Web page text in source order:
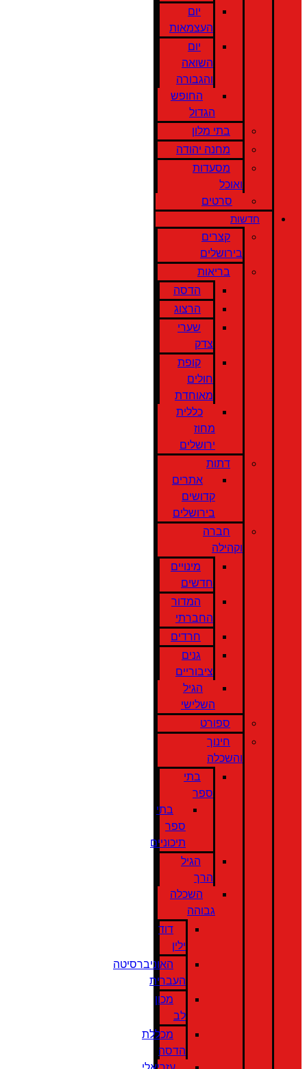
יום
העצמאות
יום
השואה
והגבורה
החופש
הגדול
בתי מלון
מחנה יהודה
מסעדות
ואוכל
סרטים
חדשות
קצרים
בירושלים
בריאות
הדסה
הרצוג
שערי
צדק
קופת
חולים
מאוחדת
כללית
מחוז
ירושלים
דתות
אתרים
קדושים
בירושלים
חברה
וקהילה
מינויים
חדשים
המדור
החברתי
חרדים
גנים
ציבוריים
הגיל
השלישי
ספורט
חינוך
והשכלה
בתי
ספר
בתי
ספר
תיכוניים
הגיל
הרך
השכלה
גבוהה
דוד
ילין
האוניברסיטה
העברית
מכון
לב
מכללת
הדסה